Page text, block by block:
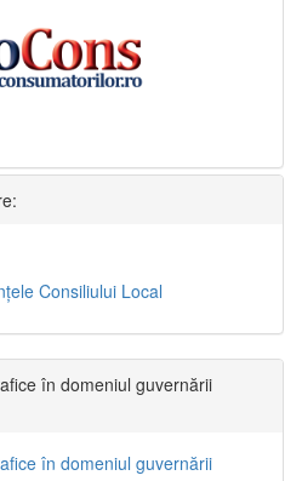
Consiliului Local
în domeniul guvernării
în domeniul guvernării